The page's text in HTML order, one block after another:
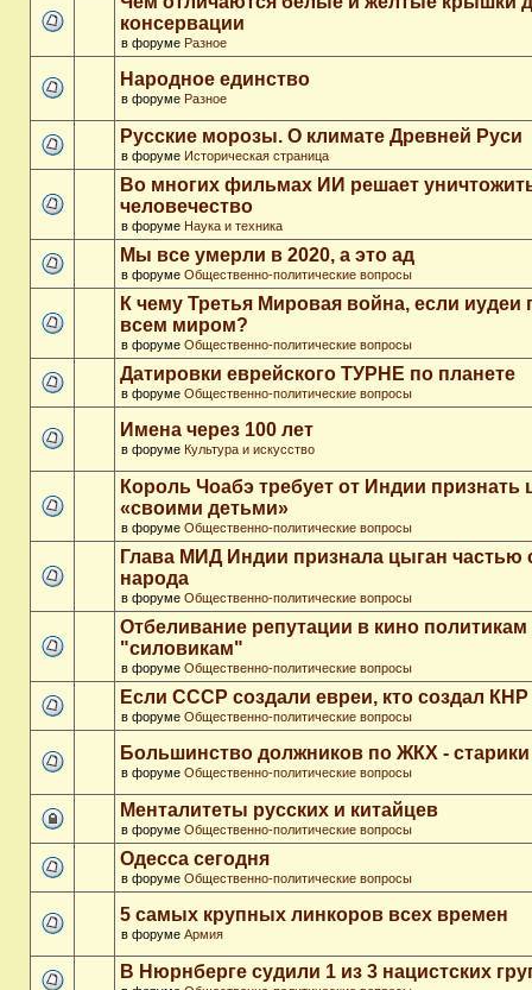
консервации
в форуме Разное
Народное единство
в форуме Разное
Русские морозы. О климате Древней Руси
в форуме Историческая страница
Во многих фильмах ИИ решает
человечество
в форуме Наука и техника
Мы все умерли в 2020, а это ад
в форуме Общественно-политические вопросы
К чему Третья Мировая война, если иудеи
всем миром?
в форуме Общественно-политические вопросы
Датировки еврейского ТУРНЕ по планете
в форуме Общественно-политические вопросы
Имена через 100 лет
в форуме Культура и искусство
Король Чоабэ требует от Индии признать
«своими детьми»
в форуме Общественно-политические вопросы
Глава МИД Индии признала цыган частью
народа
в форуме Общественно-политические вопросы
Отбеливание репутации в кино политикам
"силовикам"
в форуме Общественно-политические вопросы
Если СССР создали евреи, кто создал
в форуме Общественно-политические вопросы
Большинство должников по ЖКХ - старики
в форуме Общественно-политические вопросы
Менталитеты русских и китайцев
в форуме Общественно-политические вопросы
Одесса сегодня
в форуме Общественно-политические вопросы
5 самых крупных линкоров всех времен
в форуме Армия
В Нюрнберге судили 1 из 3 нацистских